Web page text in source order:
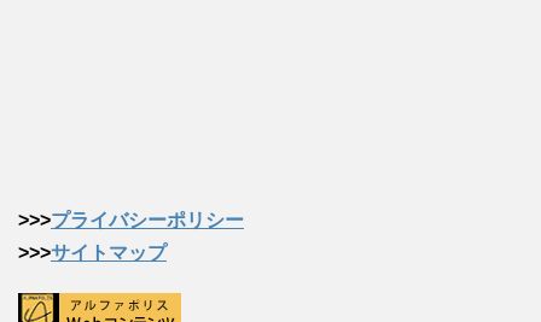
>>>プライバシーポリシー
>>>サイトマップ